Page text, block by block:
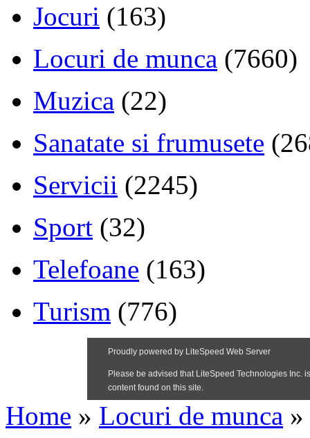
Jocuri (163)
Locuri de munca (7660)
Muzica (22)
Sanatate si frumusete
Servicii (2245)
Sport (32)
Telefoane (163)
Turism (776)
Home » Locuri de munca »